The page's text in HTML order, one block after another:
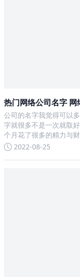
热门网络公司名字
公司的名字我觉得可以
字就很多不是一次就取
个月花了很多的精力与
2022-08-25